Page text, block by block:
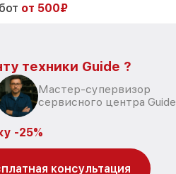
от 500₽
техники Guide ?
Мастер-супервизор
сервисного центра Guide
-25%
консультация